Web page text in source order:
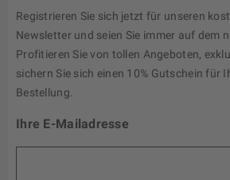
Registrieren Sie sich jetzt für unseren
Newsletter und seien Sie immer auf dem
Profitieren Sie von tollen Angeboten,
sichern Sie sich einen 10% Gutschein für
Bestellung.
Ihre E-Mailadresse